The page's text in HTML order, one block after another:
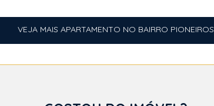
VEJA MAIS APARTAMENTO NO BAIRRO PIONEIROS